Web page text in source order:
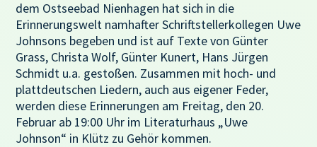
dem Ostseebad Nienhagen hat sich in die
Erinnerungswelt namhafter Schriftstellerkollegen Uwe
Johnsons begeben und ist auf Texte von Günter
Grass, Christa Wolf, Günter Kunert, Hans Jürgen
Schmidt u.a. gestoßen. Zusammen mit hoch- und
plattdeutschen Liedern, auch aus eigener Feder,
werden diese Erinnerungen am Freitag, den 20.
Februar ab 19:00 Uhr im Literaturhaus „Uwe
Johnson“ in Klütz zu Gehör kommen.